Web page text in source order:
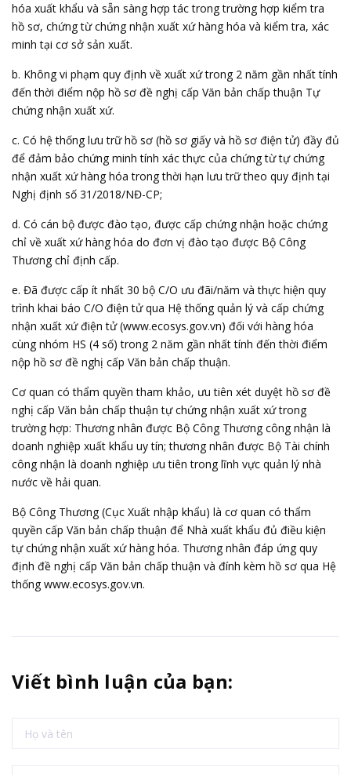
hóa xuất khẩu và sẵn sàng hợp tác trong trường hợp kiểm tra
hồ sơ, chứng từ chứng nhận xuất xứ hàng hóa và kiểm tra, xác
minh tại cơ sở sản xuất.
b. Không vi phạm quy định về xuất xứ trong 2 năm gần nhất tính
đến thời điểm nộp hồ sơ đề nghị cấp Văn bản chấp thuận Tự
chứng nhận xuất xứ.
c. Có hệ thống lưu trữ hồ sơ (hồ sơ giấy và hồ sơ điện tử) đầy đủ
để đảm bảo chứng minh tính xác thực của chứng từ tự chứng
nhận xuất xứ hàng hóa trong thời hạn lưu trữ theo quy định tại
Nghị định số 31/2018/NĐ-CP;
d. Có cán bộ được đào tạo, được cấp chứng nhận hoặc chứng
chỉ về xuất xứ hàng hóa do đơn vị đào tạo được Bộ Công
Thương chỉ định cấp.
e. Đã được cấp ít nhất 30 bộ C/O ưu đãi/năm và thực hiện quy
trình khai báo C/O điện tử qua Hệ thống quản lý và cấp chứng
nhận xuất xứ điện tử (www.ecosys.gov.vn) đối với hàng hóa
cùng nhóm HS (4 số) trong 2 năm gần nhất tính đến thời điểm
nộp hồ sơ đề nghị cấp Văn bản chấp thuận.
Cơ quan có thẩm quyền tham khảo, ưu tiên xét duyệt hồ sơ đề
nghị cấp Văn bản chấp thuận tự chứng nhận xuất xứ trong
trường hợp: Thương nhân được Bộ Công Thương công nhận là
doanh nghiệp xuất khẩu uy tín; thương nhân được Bộ Tài chính
công nhận là doanh nghiệp ưu tiên trong lĩnh vực quản lý nhà
nước về hải quan.
Bộ Công Thương (Cục Xuất nhập khẩu) là cơ quan có thẩm
quyền cấp Văn bản chấp thuận để Nhà xuất khẩu đủ điều kiện
tự chứng nhận xuất xứ hàng hóa. Thương nhân đáp ứng quy
định đề nghị cấp Văn bản chấp thuận và đính kèm hồ sơ qua Hệ
thống www.ecosys.gov.vn.
Viết bình luận của bạn: